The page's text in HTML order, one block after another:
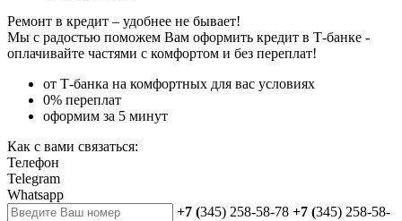
Ремонт в кредит – удобнее не бывает!
Мы с радостью поможем Вам оформить кредит в Т-банке -
оплачивайте частями с комфортом и без переплат!
от Т-банка на комфортных для вас условиях
0% переплат
оформим за 5 минут
Как с вами связаться:
Телефон
Telegram
Whatsapp
+7 (345) 258-58-78 +7 (345) 258-58-